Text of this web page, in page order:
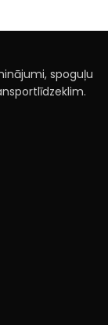
spoguļu